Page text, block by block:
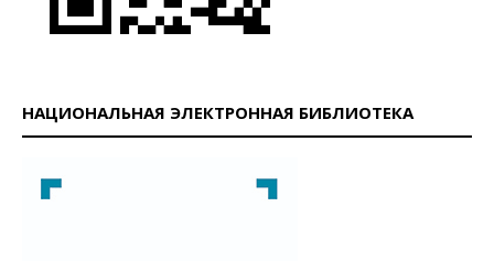
НАЦИОНАЛЬНАЯ ЭЛЕКТРОННАЯ БИБЛИОТЕКА